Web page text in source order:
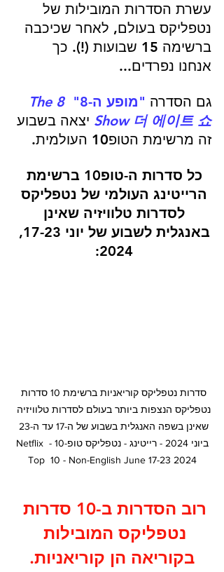
עשרת הסדרות המובילות של
נטפליקס בעולם, לאחר שכיכבה
ברשימה 15 שבועות (!). כך
אנחנו נפרדים...
גם הסדרה "מופע ה-8"
The 8
Show 더 에이트 쇼
יצאה בשבוע
זה מרשימת הטופ10 העולמית.
כל סדרות ה-טופ10 ברשימת
הרייטינג העולמי של נטפליקס
לסדרות טלוויזיה שאינן
באנגלית לשבוע של יוני 17-23,
2024:
סדרות נטפליקס קוריאניות ברשימת 10 סדרות
נטפליקס הנצפות ביותר בעולם לסדרות טלוויזיה
ביוני 2024 - רייטינג - נטפליקס טופ-10 - Netflix
Top  10 - Non-English June 17-23 2024
רוב הסדרות ב-10 סדרות
נטפליקס המובילות
בקוריאה הן קוריאניות.